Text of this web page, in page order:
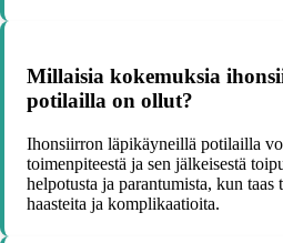
Millaisia kokemuksia
potilailla on ollut?
Ihonsiirron läpikäyneillä potilailla
toimenpiteestä ja sen jälkeisestä
helpotusta ja parantumista, kun taas
haasteita ja komplikaatioita.